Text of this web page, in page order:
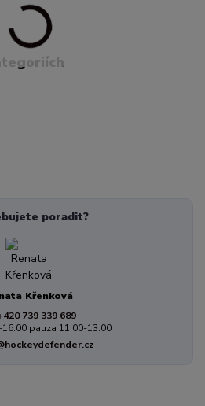
poradit?
Křenková
739 339 689
pauza 11:00-13:00